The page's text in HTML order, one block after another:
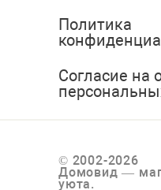
Политика
Согласие на
© 2002-2026
Домовид —
уюта.